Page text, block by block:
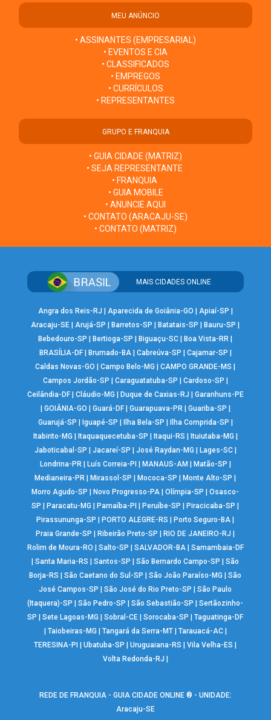
MEU ANÚNCIO
• ASSINANTES (EMPRESARIAL)
• EVENTOS E CIA
• CLASSIFICADOS
• EMPREGOS
• CURRÍCULOS
• REPRESENTANTES
GRUPO E FRANQUIA
• GUIA CIDADE (MATRIZ)
• SEJA REPRESENTANTE
• FRANQUIA
• GUIA MOBILE
• ANUNCIE AQUI
• CONTATO (ARACAJU-SE)
• CONTATO (MATRIZ)
MAIS CIDADES ONLINE
Angra dos Reis-RJ Aparecida de Goiânia-GO Apiaí-SP
Aracaju-SE |Arujá-SP Barretos-SP Batatais-SP Bauru-SP
Bebedouro-SP
Bertioga-SP Biguaçu-SC Boa Vista-RR
BRASÍLIA-DF| Brumado-BA| Cabreúva-SP Cajamar-SP
Caldas Novas-GO
|Campo Belo-MG |CAMPO GRANDE-MS
Campos Jordão-SP
Caraguatatuba-SP Cardoso-SP
Ceilândia-DF| Cláudio-MG Duque de Caxias-RJ
Garanhuns-PE
GOIÂNIA-GO Guará-DF| Guarapuava-PR| Guariba-SP
Guarujá-SP
Iguapé-SP Ilha Bela-SP Ilha Comprida-SP
Itabirito-MG
Itaquaquecetuba-SP Itaqui-RS Ituiutaba-MG
Jaboticabal-SP
Jacareí-SP José Raydan-MG Lages-SC|
Londrina-PR| Luís Correia-PI MANAUS-AM Matão-SP
Medianeira-PR
Mirassol-SP Mococa-SP Monte Alto-SP
Morro Agudo-SP
Novo Progresso-PA |Olímpia-SP |Osasco-
SP
Paracatu-MG Parnaíba-PI Peruíbe-SP Piracicaba-SP
Pirassununga-SP
PORTO ALEGRE-RS Porto Seguro-BA
Praia Grande-SP
Ribeirão Preto-SP RIO DE JANEIRO-RJ
Rolim de Moura-RO
Salto-SP SALVADOR-BA| Samambaia-DF
|Santa Maria-RS |Santos-SP |São Bernardo Campo-SP |São
Borja-RS
|São Caetano do Sul-SP |São João Paraíso-MG |São
José Campos-SP
|São José do Rio Preto-SP |São Paulo
(Itaquera)-SP
|São Pedro-SP |São Sebastião-SP |Sertãozinho-
SP
|Sete Lagoas-MG |Sobral-CE |Sorocaba-SP |Taguatinga-DF
Taiobeiras-MG Tangará da Serra-MT| Tarauacá-AC|
TERESINA-PI
|Ubatuba-SP |Uruguaiana-RS |Vila Velha-ES
Volta Redonda-RJ
REDE DE FRANQUIA - GUIA CIDADE ONLINE ® - UNIDADE:
Aracaju-SE